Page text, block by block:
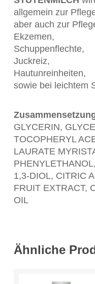
allgemein zur
aber auch zur
Ekzemen,
Schuppenflechte,
Juckreiz,
Hautunreinheiten,
sowie bei leichtem
GLYCERIN,
TOCOPHERYL
LAURATE
1,3-DIOL, CITRIC
FRUIT EXTRACT,
OIL
Ähnliche